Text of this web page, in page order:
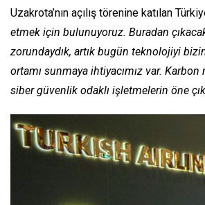
Uzakrota’nın açılış törenine katılan
etmek için bulunuyoruz. Buradan
zorundaydık, artık bugün teknolojiyi
ortamı sunmaya ihtiyacımız var.
siber güvenlik odaklı işletmelerin öne